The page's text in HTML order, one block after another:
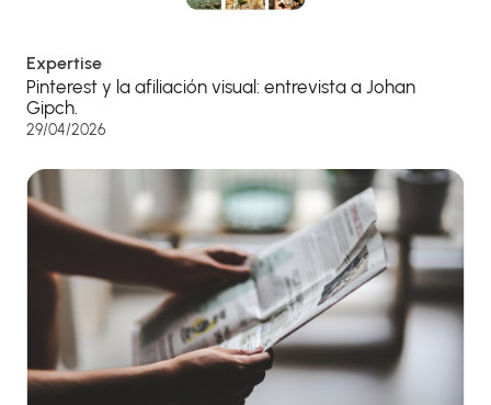
Expertise
Pinterest y la afiliación visual: entrevista a Johan
Gipch.
29/04/2026